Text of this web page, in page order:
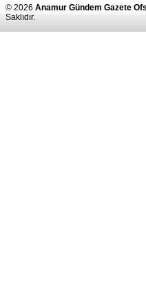
© 2026 Anamur Gündem Gazete
Saklıdır.